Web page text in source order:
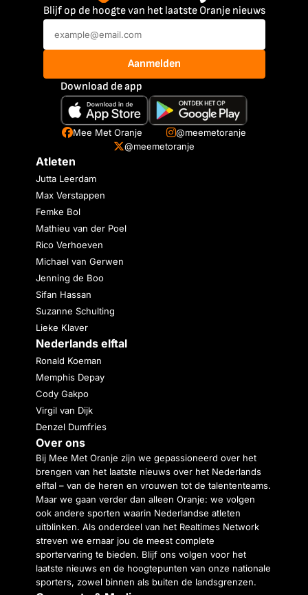
Blijf op de hoogte van het laatste Oranje nieuws
Aanmelden
Download de app
Mee Met Oranje
@meemetoranje
@meemetoranje
Atleten
Jutta Leerdam
Max Verstappen
Femke Bol
Mathieu van der Poel
Rico Verhoeven
Michael van Gerwen
Jenning de Boo
Sifan Hassan
Suzanne Schulting
Lieke Klaver
Nederlands elftal
Ronald Koeman
Memphis Depay
Cody Gakpo
Virgil van Dijk
Denzel Dumfries
Over ons
Bij Mee Met Oranje zijn we gepassioneerd over het
brengen van het laatste nieuws over het Nederlands
elftal – van de heren en vrouwen tot de talententeams.
Maar we gaan verder dan alleen Oranje: we volgen
ook andere sporten waarin Nederlandse atleten
uitblinken. Als onderdeel van het Realtimes Network
streven we ernaar jou de meest complete
sportervaring te bieden. Blijf ons volgen voor het
laatste nieuws en de hoogtepunten van onze nationale
sporters, zowel binnen als buiten de landsgrenzen.